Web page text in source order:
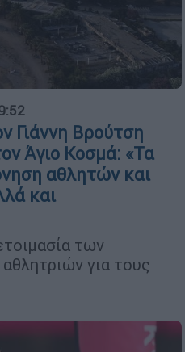
Γιάννη Βρούτση
Άγιο Κοσμά: «Τα
αθλητών και
και
των
για τους